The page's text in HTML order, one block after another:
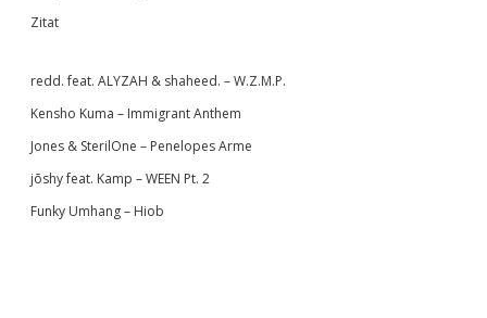
Zitat
redd. feat. ALYZAH & shaheed. – W.Z.M.P.
Kensho Kuma – Immigrant Anthem
Jones & SterilOne – Penelopes Arme
jōshy feat. Kamp – WEEN Pt. 2
Funky Umhang – Hiob